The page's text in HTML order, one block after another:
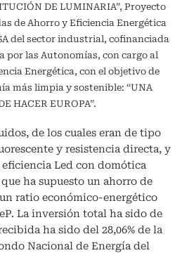
DE LUMINARIA”, Proyecto
de Ahorro y Eficiencia Energética
del sector industrial, cofinanciada
por las Autonomías, con cargo al
Energética, con el objetivo de
más limpia y sostenible: “UNA
HACER EUROPA”.
de los cuales eran de tipo
y resistencia directa, y
eficiencia Led con domótica
ha supuesto un ahorro de
ratio económico-energético
La inversión total ha sido de
ha sido del 28,06% de la
Nacional de Energía del